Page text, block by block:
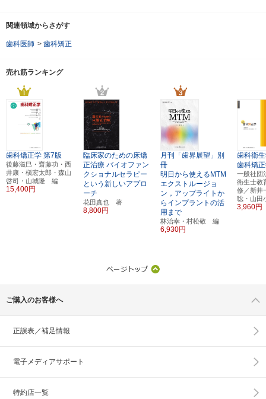
関連領域からさがす
歯科医師 > 歯科矯正
売れ筋ランキング
歯科矯正学 第7版
後藤滋巳・齋藤功・西
井康・槇宏太郎・森山
啓司・山城隆 編
15,400円
臨床家のための床矯
正治療 バイオファン
クショナルセラピー
という新しいアプロ
ーチ
花田真也 著
8,800円
月刊「歯界展望」別
冊
明日から使えるMTM
エクストルージョ
ン，アップライトか
らインプラントの活
用まで
林治幸・村松敬 編
6,930円
歯科衛
歯科矯
一般社団
衛生士
修／新井
聡・山
3,960円
ご購入のお客様へ
正誤表／補足情報
電子メディアサポート
特約店一覧